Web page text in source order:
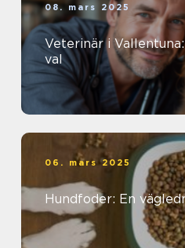
08. mars 2025
Veterinär i
val
06. mars 2025
Hundfoder: En